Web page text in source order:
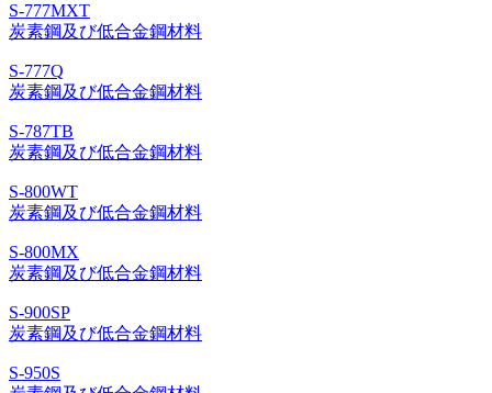
S-777MXT
炭素鋼及び低合金鋼材料
S-777Q
炭素鋼及び低合金鋼材料
S-787TB
炭素鋼及び低合金鋼材料
S-800WT
炭素鋼及び低合金鋼材料
S-800MX
炭素鋼及び低合金鋼材料
S-900SP
炭素鋼及び低合金鋼材料
S-950S